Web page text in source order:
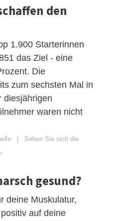
den
1.900 Starterinnen
das Ziel - eine
Die
zum sechsten Mal in
diesjährigen
waren nicht
| Sehen Sie sich die
gesund?
deine Muskulatur,
auf deine